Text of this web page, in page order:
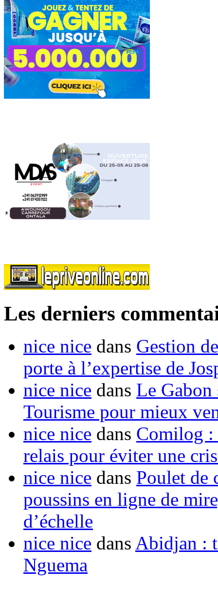
Les derniers
nice nice dans Gestion
porte à l’expertise de
nice nice dans Le Gabon
Tourisme pour mieux
nice nice dans Comilog :
relais pour éviter une
nice nice dans Poulet de
poussins en ligne de
d’échelle
nice nice dans Abidjan :
Nguema